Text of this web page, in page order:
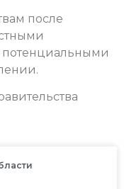
после
потенциальными